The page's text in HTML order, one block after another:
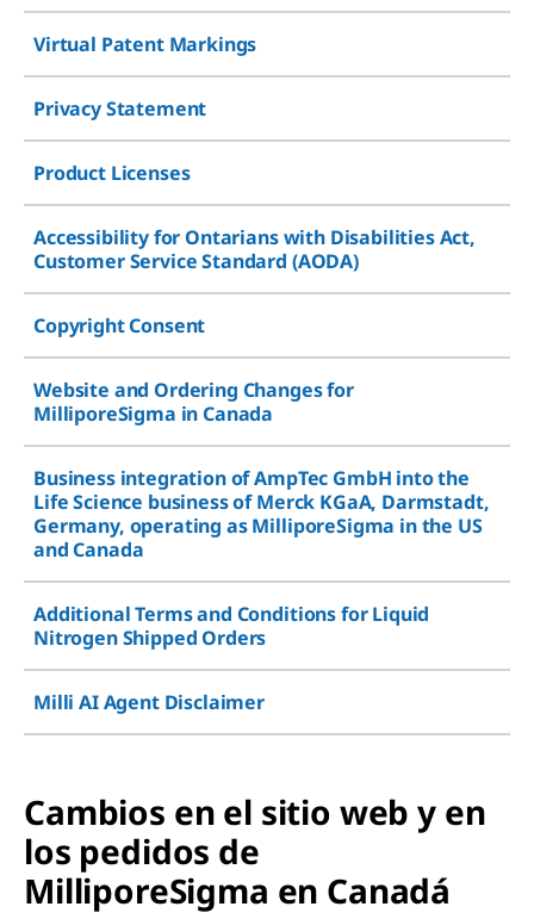
Virtual Patent Markings
Privacy Statement
Product Licenses
Accessibility for Ontarians with Disabilities Act,
Customer Service Standard (AODA)
Copyright Consent
Website and Ordering Changes for
MilliporeSigma in Canada
Business integration of AmpTec GmbH into the
Life Science business of Merck KGaA, Darmstadt,
Germany, operating as MilliporeSigma in the US
and Canada
Additional Terms and Conditions for Liquid
Nitrogen Shipped Orders
Milli AI Agent Disclaimer
Cambios en el sitio web y en
los pedidos de
MilliporeSigma en Canadá